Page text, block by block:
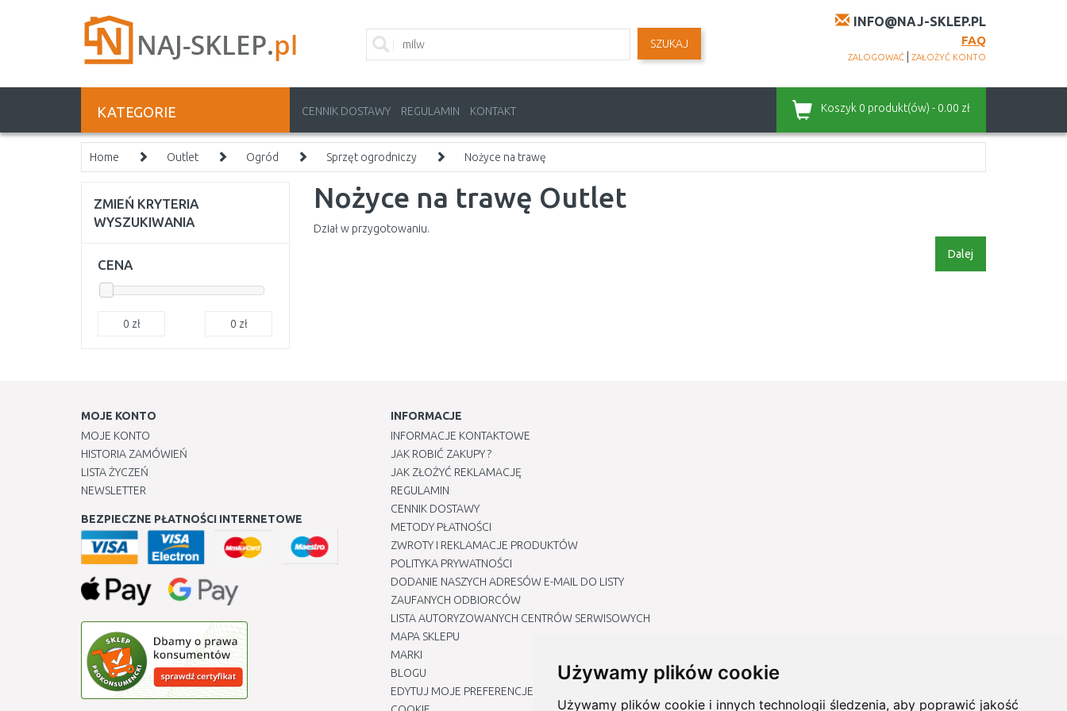
Używamy plików cookie
Używamy plików cookie i innych technologii śledzenia, aby poprawić jakość
INFO@NAJ-SKLEP.PL
FAQ
ZALOGOWAĆ ZAŁOŻYĆ KONTO
SZUKAJ
KATEGORIE CENNIK DOSTAWY REGULAMIN KONTAKT Koszyk 0 produkt(ów) - 0.00 zł
Home Outlet Ogród Sprzęt ogrodniczy Nożyce na trawę
Nożyce na trawę Outlet
Dział w przygotowaniu.
Dalej
ZMIEŃ KRYTERIA
WYSZUKIWANIA
CENA
0 zł 0 zł
MOJE KONTO
MOJE KONTO
HISTORIA ZAMÓWIEŃ
LISTA ŻYCZEŃ
NEWSLETTER
BEZPIECZNE PŁATNOŚCI INTERNETOWE
INFORMACJE
INFORMACJE KONTAKTOWE
JAK ROBIĆ ZAKUPY ?
JAK ZŁOŻYĆ REKLAMACJĘ
REGULAMIN
CENNIK DOSTAWY
METODY PŁATNOŚCI
ZWROTY I REKLAMACJE PRODUKTÓW
POLITYKA PRYWATNOŚCI
DODANIE NASZYCH ADRESÓW E-MAIL DO LISTY
ZAUFANYCH ODBIORCÓW
LISTA AUTORYZOWANYCH CENTRÓW SERWISOWYCH
MAPA SKLEPU
MARKI
BLOGU
EDYTUJ MOJE PREFERENCJE DOTYCZĄCE PLIKÓW